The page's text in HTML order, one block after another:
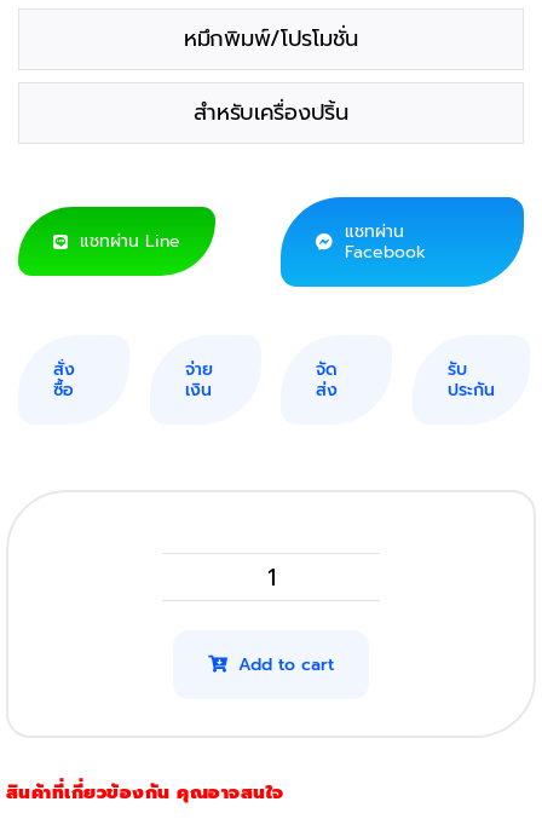
หมึกพิมพ์/โปรโมชั่น
สำหรับเครื่องปริ้น
แชทผ่าน Line
แชทผ่าน
Facebook
สั่ง
ซื้อ
จ่าย
เงิน
จัด
ส่ง
รับ
ประกัน
Oki
(3,000แผ่น)
Add to cart
สินค้าที่เกี่ยวข้องกัน คุณอาจสนใจ